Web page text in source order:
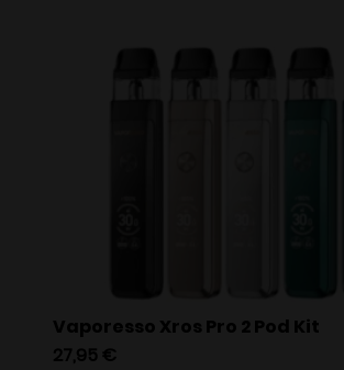
Vaporesso Xros Pro 2 Pod Kit
27,95 €